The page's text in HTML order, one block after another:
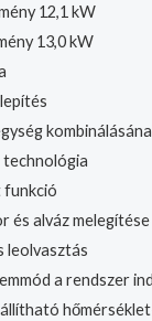
12,1 kW
13,0 kW
és alváz
leolvasztás
a rendszer